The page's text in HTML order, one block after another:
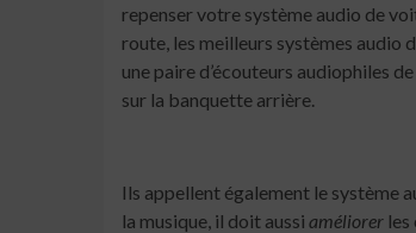
repenser votre système audio de
route, les meilleurs systèmes audio
une paire d’écouteurs audiophiles
sur la banquette arrière.
Ils appellent également le système
la musique, il doit aussi améliorer